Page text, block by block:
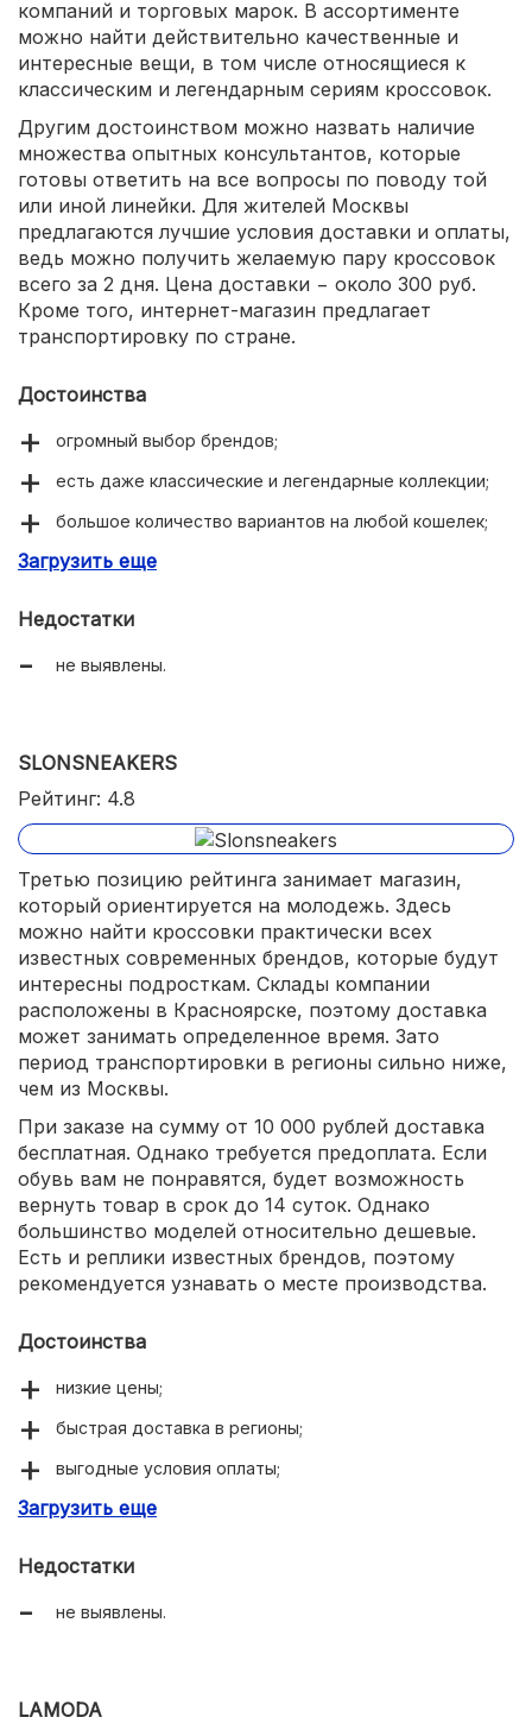
компаний и торговых марок. В ассортименте
можно найти действительно качественные и
интересные вещи, в том числе относящиеся к
классическим и легендарным сериям кроссовок.
Другим достоинством можно назвать наличие
множества опытных консультантов, которые
готовы ответить на все вопросы по поводу той
или иной линейки. Для жителей Москвы
предлагаются лучшие условия доставки и оплаты,
ведь можно получить желаемую пару кроссовок
всего за 2 дня. Цена доставки − около 300 руб.
Кроме того, интернет-магазин предлагает
транспортировку по стране.
Достоинства
огромный выбор брендов;
есть даже классические и легендарные коллекции;
большое количество вариантов на любой кошелек;
быстрая доставка по Москве.
Загрузить еще
Недостатки
не выявлены.
SLONSNEAKERS
Рейтинг: 4.8
Третью позицию рейтинга занимает магазин,
который ориентируется на молодежь. Здесь
можно найти кроссовки практически всех
известных современных брендов, которые будут
интересны подросткам. Склады компании
расположены в Красноярске, поэтому доставка
может занимать определенное время. Зато
период транспортировки в регионы сильно ниже,
чем из Москвы.
При заказе на сумму от 10 000 рублей доставка
бесплатная. Однако требуется предоплата. Если
обувь вам не понравятся, будет возможность
вернуть товар в срок до 14 суток. Однако
большинство моделей относительно дешевые.
Есть и реплики известных брендов, поэтому
рекомендуется узнавать о месте производства.
Достоинства
низкие цены;
быстрая доставка в регионы;
выгодные условия оплаты;
большие скидки.
Загрузить еще
Недостатки
не выявлены.
LAMODA